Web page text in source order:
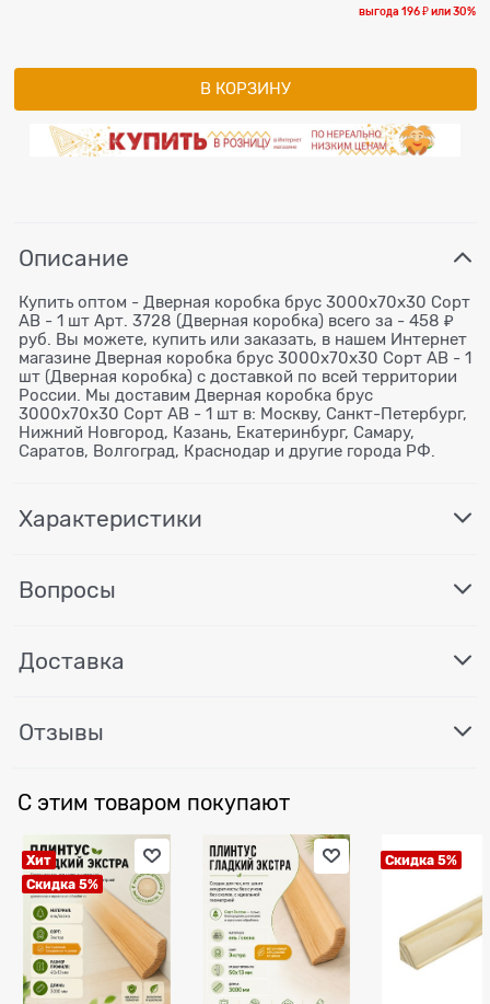
выгода196 ₽или30%
В КОРЗИНУ
Описание
Купить оптом - Дверная коробка брус 3000х70х30 Сорт
АВ - 1 шт Арт. 3728 (Дверная коробка) всего за - 458 ₽
руб. Вы можете, купить или заказать, в нашем Интернет
магазине Дверная коробка брус 3000х70х30 Сорт АВ - 1
шт (Дверная коробка) с доставкой по всей территории
России. Мы доставим Дверная коробка брус
3000х70х30 Сорт АВ - 1 шт в: Москву, Санкт-Петербург,
Нижний Новгород, Казань, Екатеринбург, Самару,
Саратов, Волгоград, Краснодар и другие города РФ.
Характеристики
Вопросы
Доставка
Отзывы
С этим товаром покупают
Хит
Скидка 5%
Скидка 5%